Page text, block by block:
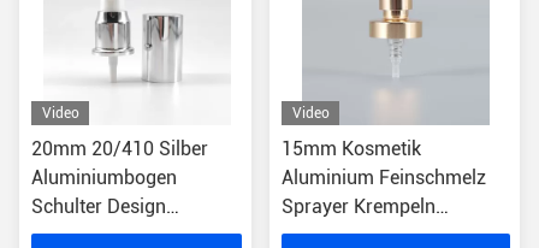
Video
20mm 20/410 Silber
Aluminiumbogen
Schulter Design
Nebelpumpe Sprayer für
Video
15mm Kosmetik
Aluminium Feinschmelz
Sprayer Krempeln
Parfümpumpe für Flasche